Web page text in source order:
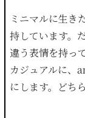
ミニマルに生き
持しています。
違う表情を持っ
カジュアルに、
にします。どち